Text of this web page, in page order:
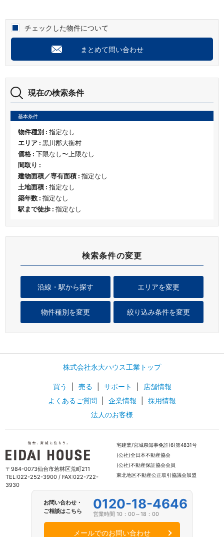
検索条件の変更
エリアを変更
沿線・駅から探す
物件種別を変更 絞り込み条件を変更
現在の検索条件
基本条件
物件種別 : 指定なし
エリア : 黒川郡大衡村
価格 : 下限なし〜上限なし
間取り :
建物面積／専有面積 : 指定なし
土地面積 : 指定なし
築年数 : 指定なし
駅まで徒歩 : 指定なし
チェックした物件について
まとめて問い合わせ
株式会社永大ハウス工業トップ
買う 売る サポート
店舗情報
よくあるご質問
企業情報
採用情報
法人のお客様
〒984-0073仙台市若林区荒町211
TEL:022-252-3900 / FAX:022-722-
3930
宅建業/宮城県知事免許(6)第4831号
(公社)全日本不動産協会
(公社)不動産保証協会会員
東北地区不動産公正取引協議会加盟
お問い合わせ・
ご相談はこちら
0120-18-4646
営業時間 10：00～18：00
メールでのお問い合わせ